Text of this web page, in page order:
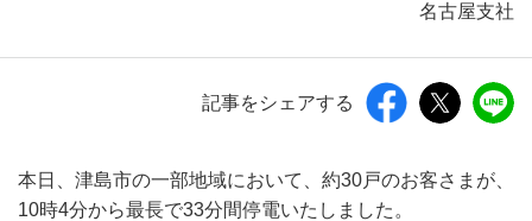
名古屋支社
記事をシェアする
本日、津島市の一部地域において、約30戸のお客さまが、
10時4分から最長で33分間停電いたしました。